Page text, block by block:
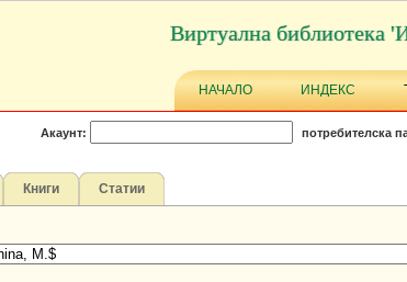
Виртуална библиотека
НАЧАЛО ИНДЕКС
Акаунт: потребителска
Книги Статии